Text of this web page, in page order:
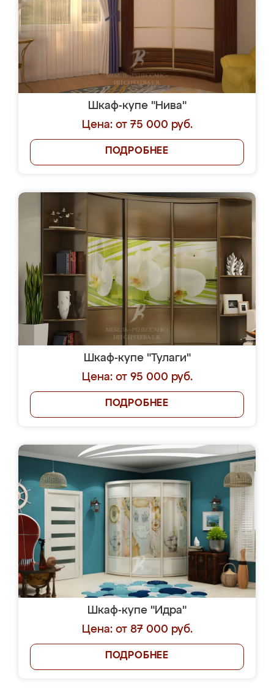
Шкаф-купе "Нива"
Цена: от 75 000 руб.
ПОДРОБНЕЕ
Шкаф-купе "Тулаги"
Цена: от 95 000 руб.
ПОДРОБНЕЕ
Шкаф-купе "Идра"
Цена: от 87 000 руб.
ПОДРОБНЕЕ